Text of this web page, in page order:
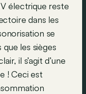
électrique reste
dans les
se
les sièges
il s’agit d’une
! Ceci est